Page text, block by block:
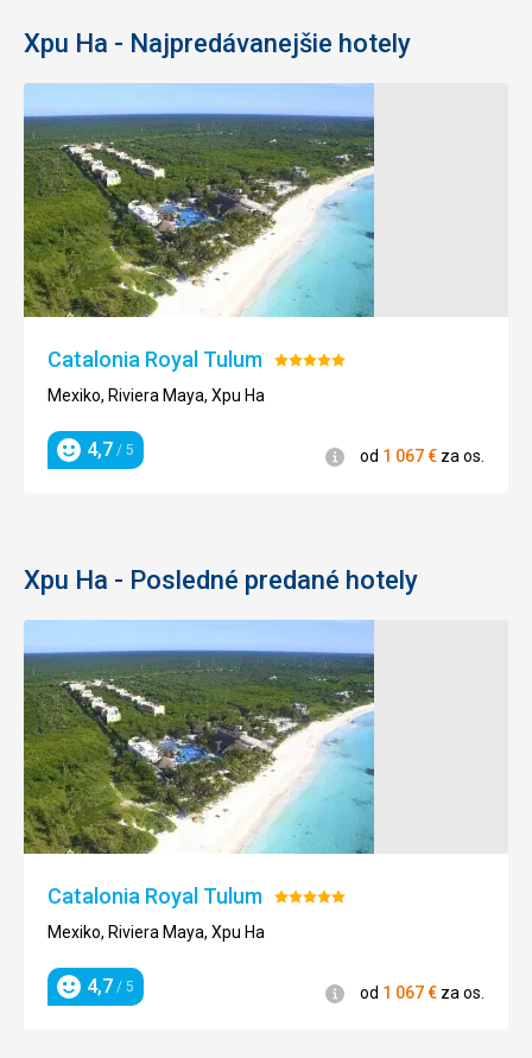
Xpu Ha - Najpredávanejšie hotely
Catalonia Royal Tulum Hodnotenie:
Mexiko, Riviera Maya, Xpu Ha
Hodnotenie
4,7 / 5 Informácie
od 1 067€ za os.
Xpu Ha - Posledné predané hotely
Catalonia Royal Tulum Hodnotenie:
Mexiko, Riviera Maya, Xpu Ha
Hodnotenie
4,7 / 5 Informácie
od 1 067€ za os.